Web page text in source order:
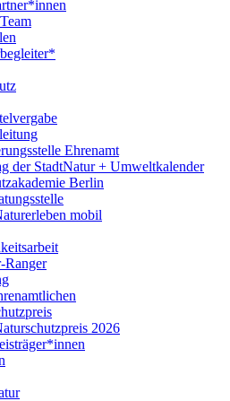
Ehrenamt
der StadtNatur + Umweltkalender
Berlin
mobil
Ranger
2026